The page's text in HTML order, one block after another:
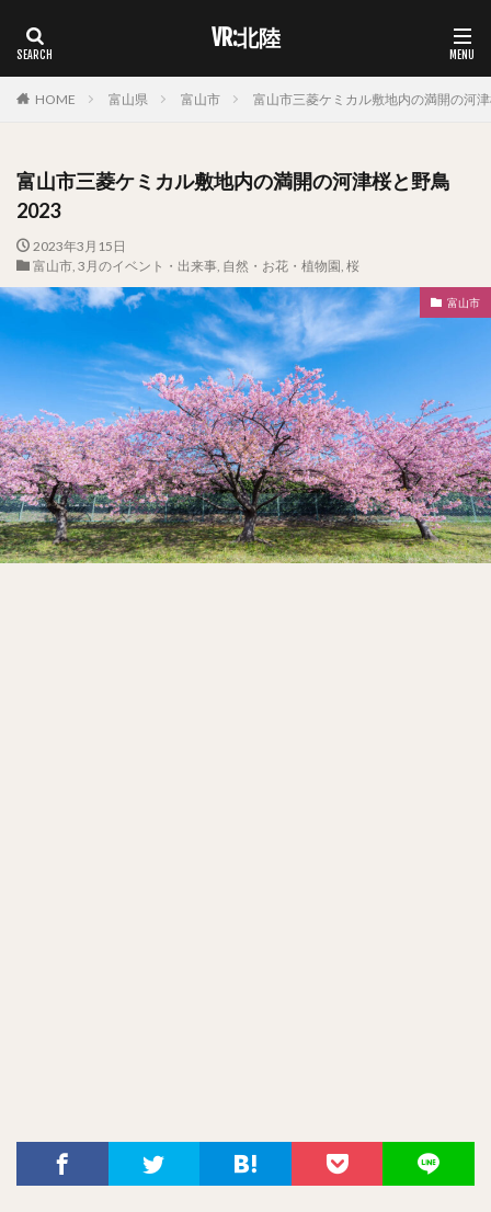
VR:北陸
HOME 富山県 富山市 富山市三菱ケミカル敷地内の満開の河
富山市三菱ケミカル敷地内の満開の河津桜と野鳥
2023
2023年3月15日
富山市, 3月のイベント・出来事, 自然・お花・植物園, 桜
富山市